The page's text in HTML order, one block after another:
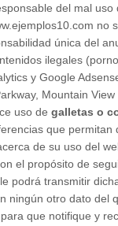
del mal
única del
ilegales
y Google
Mountain
uso de galletas o
que permitan
de su uso del
el propósito de
podrá transmitir
ningún otro dato del
que notifique y